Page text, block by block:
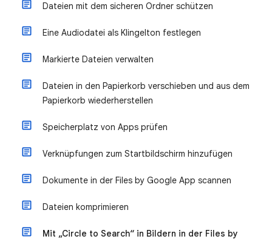
Dateien mit dem sicheren Ordner schützen
Eine Audiodatei als Klingelton festlegen
Markierte Dateien verwalten
Dateien in den Papierkorb verschieben und aus dem
Papierkorb wiederherstellen
Speicherplatz von Apps prüfen
Verknüpfungen zum Startbildschirm hinzufügen
Dokumente in der Files by Google App scannen
Dateien komprimieren
Mit „Circle to Search“ in Bildern in der Files by